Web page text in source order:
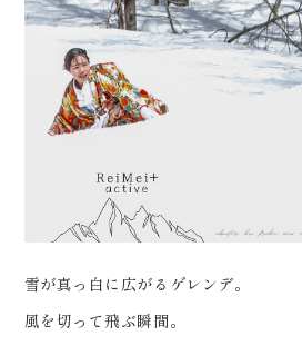
〒963-8041
福島県郡山市富田町権現林9−１
0120-05-7536
Time.10:30 - 18:00（年中無休）
富田町権現林9-1 問
号:0120-05-7536
………… #ウェディ
レ花嫁 #プレ花婿
#ブライダルカメラ
雪が真っ白に広がるゲレンデ。
風を切って飛ぶ瞬間。